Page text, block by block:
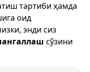
тартиби ҳамда
оид
энди сиз
сўзини